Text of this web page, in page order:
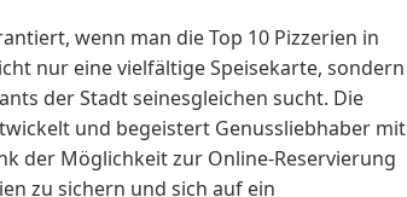
wenn man die Top 10 Pizzerien in
nur eine vielfältige Speisekarte, sondern
der Stadt seinesgleichen sucht. Die
und begeistert Genussliebhaber mit
der Möglichkeit zur Online-Reservierung
zu sichern und sich auf ein